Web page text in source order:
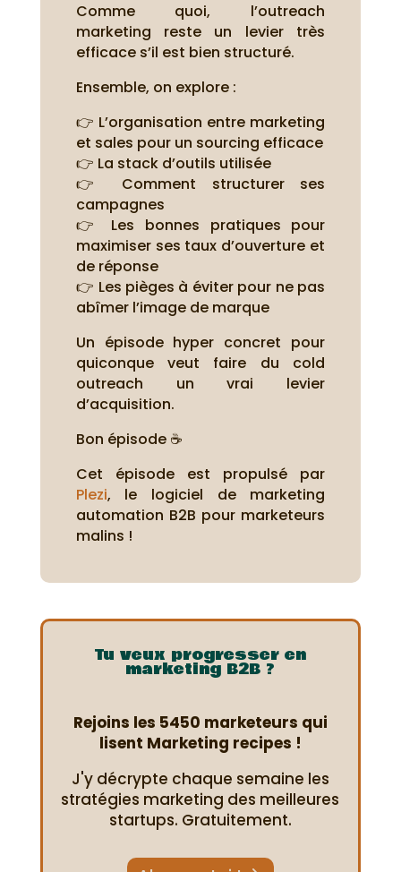
Comme quoi, l’outreach
marketing reste un levier très
efficace s’il est bien structuré.
Ensemble, on explore :
👉 L’organisation entre marketing
et sales pour un sourcing efficace
👉 La stack d’outils utilisée
👉 Comment structurer ses
campagnes
👉 Les bonnes pratiques pour
maximiser ses taux d’ouverture et
de réponse
👉 Les pièges à éviter pour ne pas
abîmer l’image de marque
Un épisode hyper concret pour
quiconque veut faire du cold
outreach un vrai levier
d’acquisition.
Bon épisode ☕
Cet épisode est propulsé par
Plezi, le logiciel de marketing
automation B2B pour marketeurs
malins !
Tu veux progresser en
marketing B2B ?
Rejoins les 5450 marketeurs qui
lisent Marketing recipes !
J'y décrypte chaque semaine les
stratégies marketing des meilleures
startups. Gratuitement.